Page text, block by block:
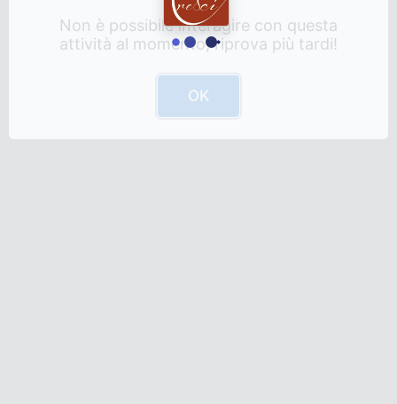
Non è possibile interagire con questa
attività al momento, riprova più tardi!
OK